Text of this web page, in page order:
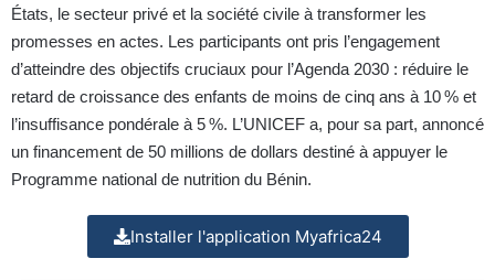
États, le secteur privé et la société civile à transformer les
promesses en actes. Les participants ont pris l’engagement
d’atteindre des objectifs cruciaux pour l’Agenda 2030 : réduire le
retard de croissance des enfants de moins de cinq ans à 10 % et
l’insuffisance pondérale à 5 %. L’UNICEF a, pour sa part, annoncé
un financement de 50 millions de dollars destiné à appuyer le
Programme national de nutrition du Bénin.
Installer l'application Myafrica24